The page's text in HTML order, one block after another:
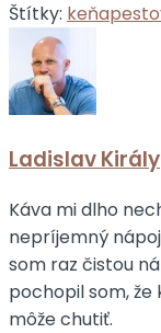
Štítky: keňa
Ladislav Király
Káva mi dlho
nepríjemný
som raz čistou
pochopil som, že
môže chutiť.